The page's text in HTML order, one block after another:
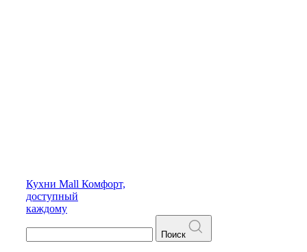
Кухни Mall Комфорт,
доступный
каждому
Поиск